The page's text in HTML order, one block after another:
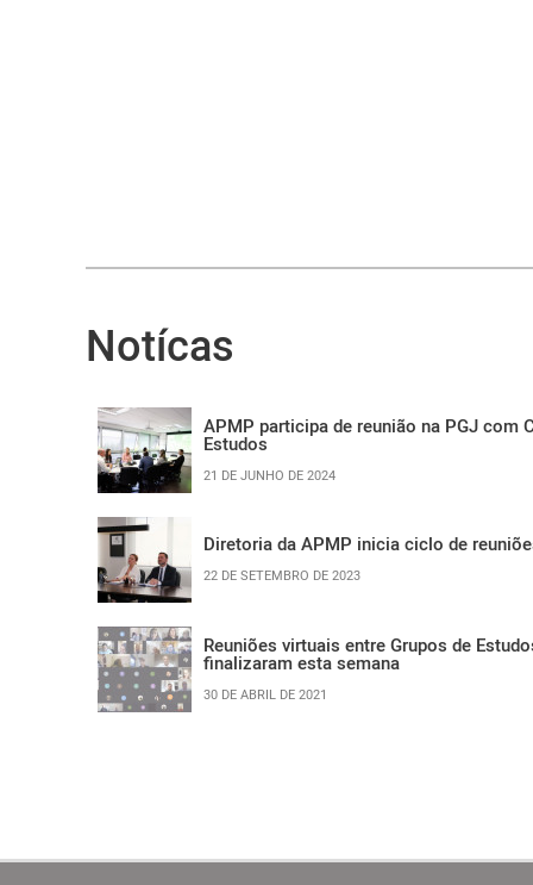
Notícas
APMP participa de reunião na PGJ com
Estudos
21 DE JUNHO DE 2024
Diretoria da APMP inicia ciclo de
22 DE SETEMBRO DE 2023
Reuniões virtuais entre Grupos de
finalizaram esta semana
30 DE ABRIL DE 2021